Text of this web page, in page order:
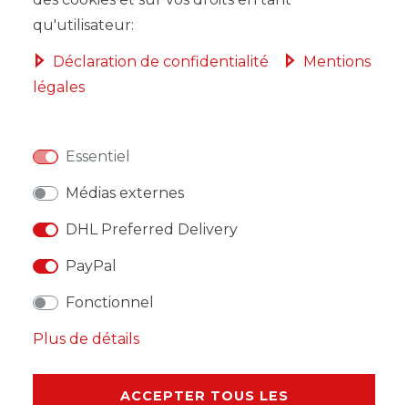
LISTE DE SOUHAITS
* avec TVA hors Frais de livraison
DESCRIPTION
AUTRES DÉTAILS
qu'utilisateur:
Déclaration de confidentialité
Mentions
légales
Essentiel
Médias externes
DHL Preferred Delivery
PayPal
Fonctionnel
Plus de détails
ACCEPTER TOUS LES